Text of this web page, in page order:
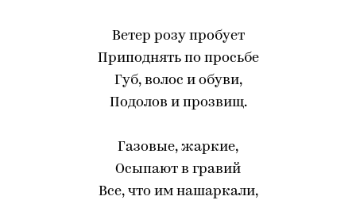
Ветер розу пробует
Приподнять по просьбе
Губ, волос и обуви,
Подолов и прозвищ.
Газовые, жаркие,
Осыпают в гравий
Все, что им нашаркали,